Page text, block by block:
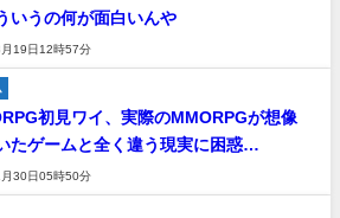
いうの何が面白いんや
19日12時57分
初見ワイ、実際のMMORPGが想像
たゲームと全く違う現実に困惑…
30日05時50分